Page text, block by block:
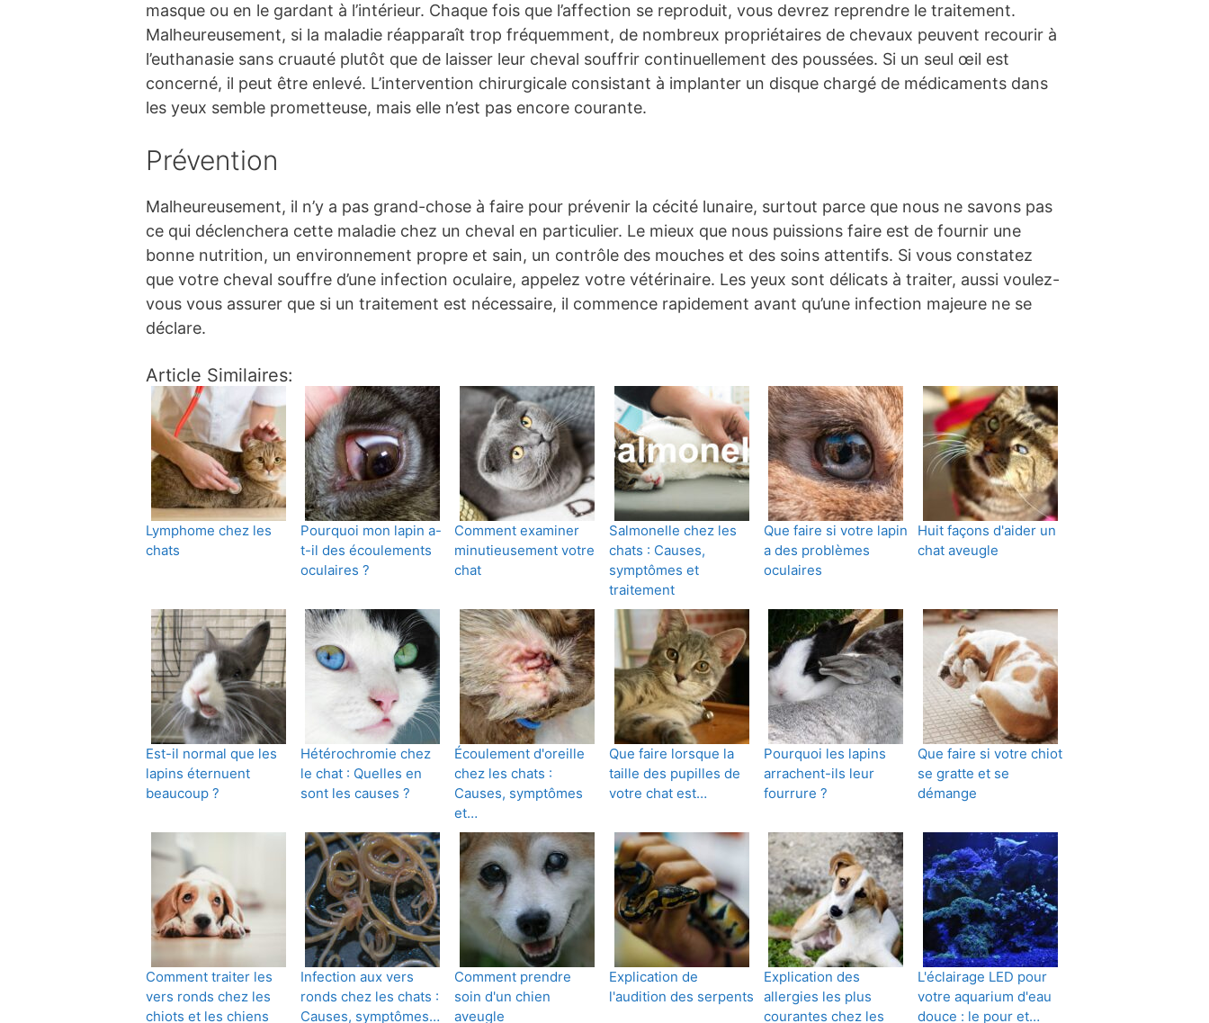
masque ou en le gardant à l’intérieur. Chaque fois que l’affection se reproduit, vous devrez reprendre le traitement.
Malheureusement, si la maladie réapparaît trop fréquemment, de nombreux propriétaires de chevaux peuvent recourir à
l’euthanasie sans cruauté plutôt que de laisser leur cheval souffrir continuellement des poussées. Si un seul œil est
concerné, il peut être enlevé. L’intervention chirurgicale consistant à implanter un disque chargé de médicaments dans
les yeux semble prometteuse, mais elle n’est pas encore courante.
Prévention
Malheureusement, il n’y a pas grand-chose à faire pour prévenir la cécité lunaire, surtout parce que nous ne savons pas
ce qui déclenchera cette maladie chez un cheval en particulier. Le mieux que nous puissions faire est de fournir une
bonne nutrition, un environnement propre et sain, un contrôle des mouches et des soins attentifs. Si vous constatez
que votre cheval souffre d’une infection oculaire, appelez votre vétérinaire. Les yeux sont délicats à traiter, aussi voulez-
vous vous assurer que si un traitement est nécessaire, il commence rapidement avant qu’une infection majeure ne se
déclare.
Article Similaires:
Lymphome chez les
chats
Pourquoi mon lapin a-
t-il des écoulements
oculaires ?
Comment examiner
minutieusement votre
chat
Salmonelle chez les
chats : Causes,
symptômes et
traitement
Que faire si votre lapin
a des problèmes
oculaires
Huit façons d'aider un
chat aveugle
Est-il normal que les
lapins éternuent
beaucoup ?
Hétérochromie chez
le chat : Quelles en
sont les causes ?
Écoulement d'oreille
chez les chats :
Causes, symptômes
et…
Que faire lorsque la
taille des pupilles de
votre chat est…
Pourquoi les lapins
arrachent-ils leur
fourrure ?
Que faire si votre chiot
se gratte et se
démange
Comment traiter les
vers ronds chez les
chiots et les chiens
Infection aux vers
ronds chez les chats :
Causes, symptômes…
Comment prendre
soin d'un chien
aveugle
Explication de
l'audition des serpents
Explication des
allergies les plus
courantes chez les
L'éclairage LED pour
votre aquarium d'eau
douce : le pour et…